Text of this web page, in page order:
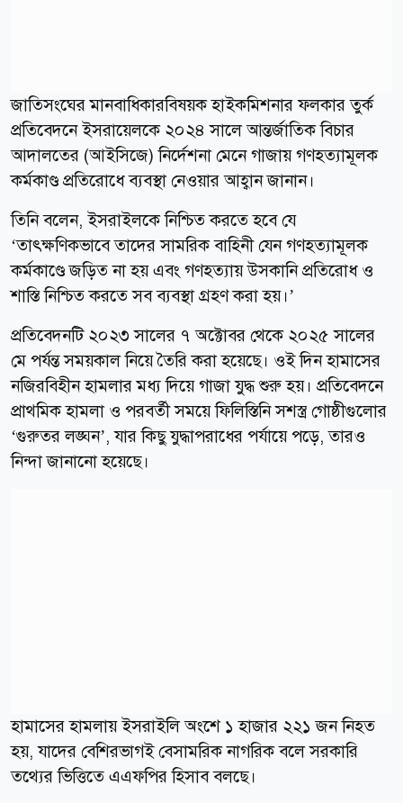
জাতিসংঘের মানবাধিকারবিষয়ক হাইকমিশনার ফলকার তুর্ক
প্রতিবেদনে ইসরায়েলকে ২০২৪ সালে আন্তর্জাতিক বিচার
আদালতের (আইসিজে) নির্দেশনা মেনে গাজায় গণহত্যামূলক
কর্মকাণ্ড প্রতিরোধে ব্যবস্থা নেওয়ার আহ্বান জানান।
তিনি বলেন, ইসরাইলকে নিশ্চিত করতে হবে যে
‘তাৎক্ষণিকভাবে তাদের সামরিক বাহিনী যেন গণহত্যামূলক
কর্মকাণ্ডে জড়িত না হয় এবং গণহত্যায় উসকানি প্রতিরোধ ও
শাস্তি নিশ্চিত করতে সব ব্যবস্থা গ্রহণ করা হয়।’
প্রতিবেদনটি ২০২৩ সালের ৭ অক্টোবর থেকে ২০২৫ সালের
মে পর্যন্ত সময়কাল নিয়ে তৈরি করা হয়েছে। ওই দিন হামাসের
নজিরবিহীন হামলার মধ্য দিয়ে গাজা যুদ্ধ শুরু হয়। প্রতিবেদনে
প্রাথমিক হামলা ও পরবর্তী সময়ে ফিলিস্তিনি সশস্ত্র গোষ্ঠীগুলোর
‘গুরুতর লঙ্ঘন’, যার কিছু যুদ্ধাপরাধের পর্যায়ে পড়ে, তারও
নিন্দা জানানো হয়েছে।
হামাসের হামলায় ইসরাইলি অংশে ১ হাজার ২২১ জন নিহত
হয়, যাদের বেশিরভাগই বেসামরিক নাগরিক বলে সরকারি
তথ্যের ভিত্তিতে এএফপির হিসাব বলছে।